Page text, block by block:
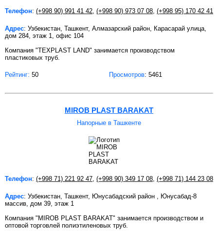
Телефон: (+998 90) 991 41 42 (+998 90) 973 07 08 (+998 95) 170 42 41
Адрес: Узбекистан, Ташкент, Алмазарский район, Карасарай улица,
дом 284, этаж 1, офис 104
Компания "TEXPLAST LAND" занимается производством
пластиковых труб.
Рейтинг: 50 Просмотров: 5461
MIROB PLAST BARAKAT
Напорные в Ташкенте
Телефон: (+998 71) 221 92 47 (+998 90) 349 17 08 (+998 71) 144 23 08
Адрес: Узбекистан, Ташкент, Юнусабадский район , Юнусабад-8
массив, дом 39, этаж 1
Компания "MIROB PLAST BARAKAT" занимается производством и
оптовой торговлей полиэтиленовых труб.